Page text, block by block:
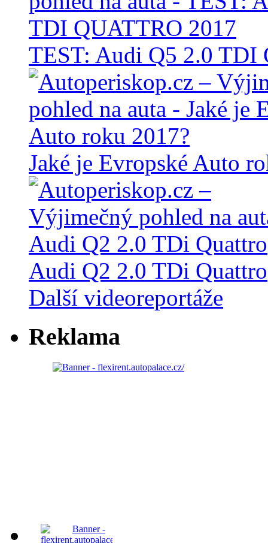
TEST: Audi Q5 2.0 TDI
Jaké je Evropské Auto
Audi Q2 2.0 TDi Quattro
Další videoreportáže
Reklama